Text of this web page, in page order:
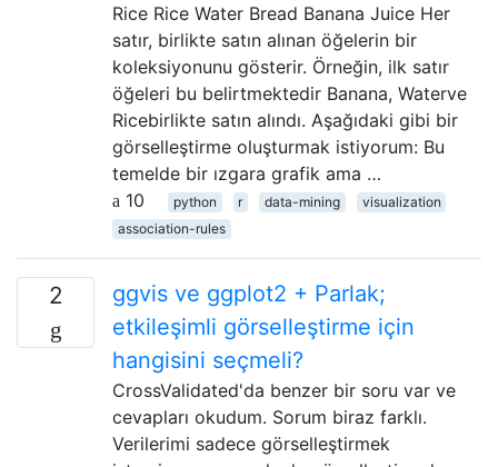
Rice Rice Water Bread Banana Juice Her
satır, birlikte satın alınan öğelerin bir
koleksiyonunu gösterir. Örneğin, ilk satır
öğeleri bu belirtmektedir Banana, Waterve
Ricebirlikte satın alındı. Aşağıdaki gibi bir
görselleştirme oluşturmak istiyorum: Bu
temelde bir ızgara grafik ama …
10
python r data-mining
visualization
association-rules
2
ggvis ve ggplot2 + Parlak;
etkileşimli görselleştirme için
hangisini seçmeli?
CrossValidated'da benzer bir soru var ve
cevapları okudum. Sorum biraz farklı.
Verilerimi sadece görselleştirmek